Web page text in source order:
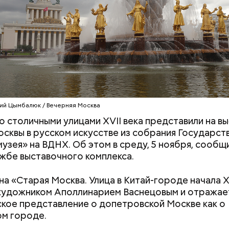
пальцами ног
день
какие
День разглядывания
горизонта и День пьяного
Цымбалюк / Вечерняя Москва
столичными улицами XVII века представили на
в русском искусстве из собрания
на ВДНХ. Об этом в среду, 5 ноября,
выставочного комплекса.
«Старая Москва. Улица в Китай-городе начала
Аполлинарием Васнецовым и
представление о допетровской Москве как о
городе.